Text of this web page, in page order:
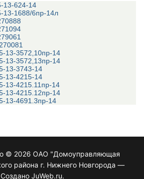
13-624-14
13-1688/6пр-14л
13-3572,10пр-14
13-3572,13пр-14
13-3743-14
13-4215-14
13-4215.11пр-14
13-4215.12пр-14
13-4691.3пр-14
© 2026 ОАО "Домоуправляющая
района г. Нижнего Новгорода —
Создано JuWeb.ru.